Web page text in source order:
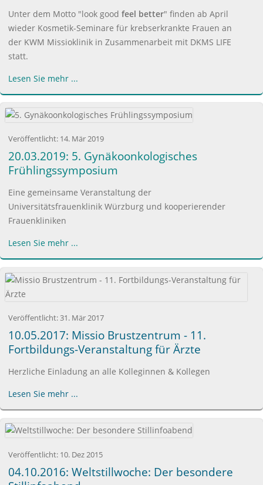
Unter dem Motto "look good feel better" finden ab April
wieder Kosmetik-Seminare für krebserkrankte Frauen an
der KWM Missioklinik in Zusammenarbeit mit DKMS LIFE
statt.
Lesen Sie mehr ...
Veröffentlicht: 14. Mär 2019
20.03.2019: 5. Gynäkoonkologisches
Frühlingssymposium
Eine gemeinsame Veranstaltung der
Universitätsfrauenklinik Würzburg und kooperierender
Frauenkliniken
Lesen Sie mehr ...
Veröffentlicht:31. Mär 2017
10.05.2017: Missio Brustzentrum - 11.
Fortbildungs-Veranstaltung für Ärzte
Herzliche Einladung an alle Kolleginnen & Kollegen
Lesen Sie mehr ...
Veröffentlicht: 10. Dez 2015
04.10.2016: Weltstillwoche: Der besondere